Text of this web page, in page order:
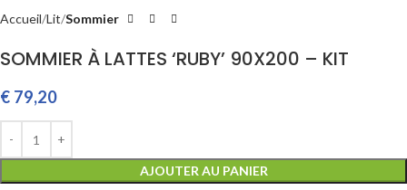
Accueil Lit Sommier
SOMMIER À LATTES ‘RUBY’ 90X200 – KIT
€ 79,20
AJOUTER AU PANIER